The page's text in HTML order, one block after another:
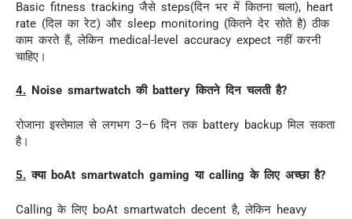
Basic fitness tracking जैसे steps(दिन भर में कितना चला), heart
rate (दिल का रेट) और sleep monitoring (कितने देर सोते है) ठीक
काम करते हैं, लेकिन medical-level accuracy expect नहीं करनी
चाहिए।
4. Noise smartwatch की battery कितने दिन चलती है?
रोजाना इस्तेमाल से लगभग 3–6 दिन तक battery backup मिल सकता
है।
5. क्या boAt smartwatch gaming या calling के लिए अच्छा है?
Calling के लिए boAt smartwatch decent है, लेकिन heavy